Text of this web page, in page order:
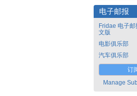
电子邮报
Fridae 电子邮
文版
电影俱乐部
汽车俱乐部
订
Manage